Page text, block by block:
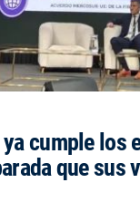
cumple los
que sus